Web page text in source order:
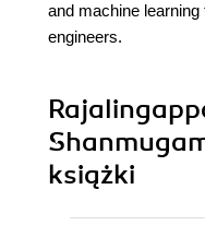
and machine
engineers.
książki